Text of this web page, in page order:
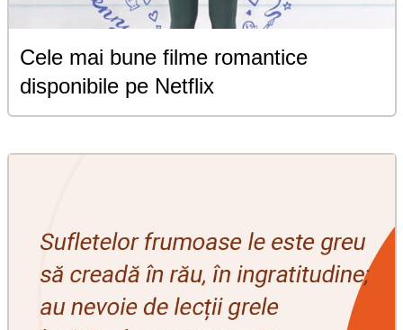
Cele mai bune filme romantice
disponibile pe Netflix